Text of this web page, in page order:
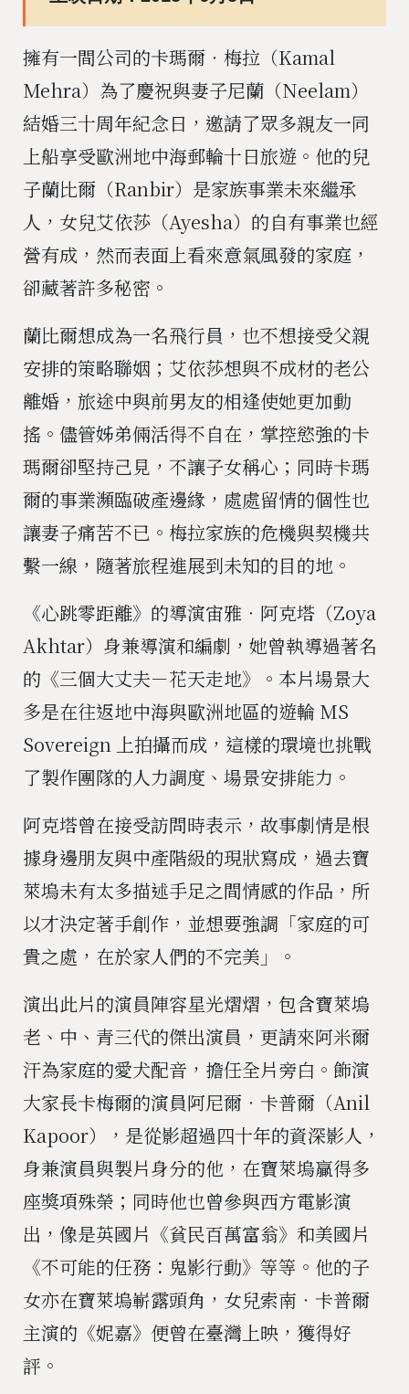
擁有一間公司的卡瑪爾‧梅拉（Kamal
Mehra）為了慶祝與妻子尼蘭（Neelam）
結婚三十周年紀念日，邀請了眾多親友一同
上船享受歐洲地中海郵輪十日旅遊。他的兒
子蘭比爾（Ranbir）是家族事業未來繼承
人，女兒艾依莎（Ayesha）的自有事業也經
營有成，然而表面上看來意氣風發的家庭，
卻藏著許多秘密。
蘭比爾想成為一名飛行員，也不想接受父親
安排的策略聯姻；艾依莎想與不成材的老公
離婚，旅途中與前男友的相逢使她更加動
搖。儘管姊弟倆活得不自在，掌控慾強的卡
瑪爾卻堅持己見，不讓子女稱心；同時卡瑪
爾的事業瀕臨破產邊緣，處處留情的個性也
讓妻子痛苦不已。梅拉家族的危機與契機共
繫一線，隨著旅程進展到未知的目的地。
《心跳零距離》的導演宙雅‧阿克塔（Zoya
Akhtar）身兼導演和編劇，她曾執導過著名
的《三個大丈夫－花天走地》。本片場景大
多是在往返地中海與歐洲地區的遊輪 MS
Sovereign 上拍攝而成，這樣的環境也挑戰
了製作團隊的人力調度、場景安排能力。
阿克塔曾在接受訪問時表示，故事劇情是根
據身邊朋友與中產階級的現狀寫成，過去寶
萊塢未有太多描述手足之間情感的作品，所
以才決定著手創作，並想要強調「家庭的可
貴之處，在於家人們的不完美」。
演出此片的演員陣容星光熠熠，包含寶萊塢
老、中、青三代的傑出演員，更請來阿米爾
汗為家庭的愛犬配音，擔任全片旁白。飾演
大家長卡梅爾的演員阿尼爾‧卡普爾（Anil
Kapoor），是從影超過四十年的資深影人，
身兼演員與製片身分的他，在寶萊塢贏得多
座獎項殊榮；同時他也曾參與西方電影演
出，像是英國片《貧民百萬富翁》和美國片
《不可能的任務：鬼影行動》等等。他的子
女亦在寶萊塢嶄露頭角，女兒索南‧卡普爾
主演的《妮嘉》便曾在臺灣上映，獲得好
評。